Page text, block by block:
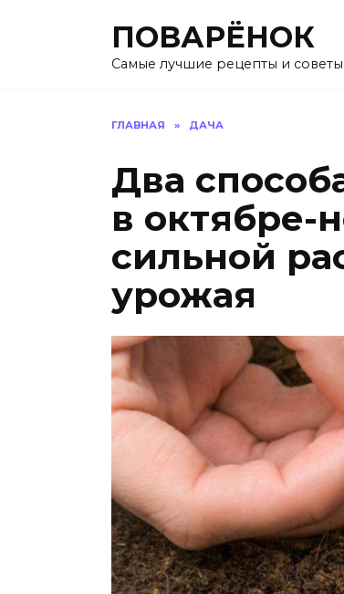
ПОВАРЁНОК
Самые лучшие рецепты и советы
ГЛАВНАЯ » ДАЧА
Два
в октябре-
сильной
урожая